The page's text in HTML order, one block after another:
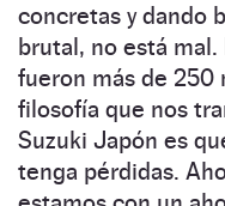
concretas y dando
brutal, no está
fueron más de 250
filosofía que nos
Suzuki Japón es
tenga pérdidas.